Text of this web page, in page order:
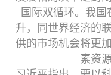
国际双循环。我
升，同世界经济的
供的市场机会将更
素资